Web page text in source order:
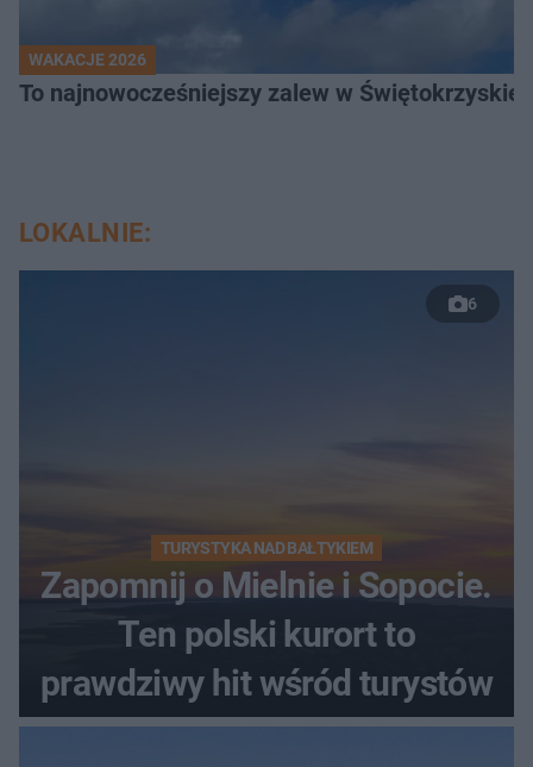
WAKACJE 2026
To najnowocześniejszy zalew w
LOKALNIE:
6
TURYSTYKA NAD BAŁTYKIEM
Zapomnij o Mielnie i Sopocie.
Ten polski kurort to
prawdziwy hit wśród turystów